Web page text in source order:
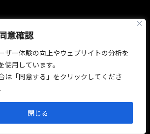
意確認
ザー体験の向上やウェブサイトの分析を
用しています。
は「同意する」をクリックしてくださ
閉じる